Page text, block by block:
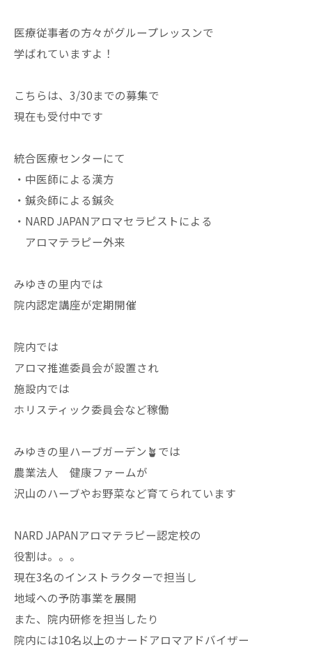
医療従事者の方々がグループレッスンで
学ばれていますよ！
こちらは、3/30までの募集で
現在も受付中です
統合医療センターにて
・中医師による漢方
・鍼灸師による鍼灸
・NARD JAPANアロマセラピストによる
アロマテラピー外来
みゆきの里内では
院内認定講座が定期開催
院内では
アロマ推進委員会が設置され
施設内では
ホリスティック委員会など稼働
みゆきの里ハーブガーデン🪴では
農業法人 健康ファームが
沢山のハーブやお野菜など育てられています
NARD JAPANアロマテラピー認定校の
役割は。。。
現在3名のインストラクターで担当し
地域への予防事業を展開
また、院内研修を担当したり
院内には10名以上のナードアロマアドバイザー